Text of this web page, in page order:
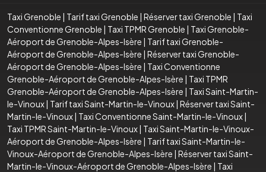
Taxi Grenoble | Tarif taxi Grenoble | Réserver taxi Grenoble | Taxi
Conventionne Grenoble | Taxi TPMR Grenoble | Taxi Grenoble-
Aéroport de Grenoble-Alpes-Isère | Tarif taxi Grenoble-
Aéroport de Grenoble-Alpes-Isère | Réserver taxi Grenoble-
Aéroport de Grenoble-Alpes-Isère | Taxi Conventionne
Grenoble-Aéroport de Grenoble-Alpes-Isère | Taxi TPMR
Grenoble-Aéroport de Grenoble-Alpes-Isère | Taxi Saint-Martin-
le-Vinoux| Tarif taxi Saint-Martin-le-Vinoux| Réserver taxi Saint-
Martin-le-Vinoux| Taxi Conventionne Saint-Martin-le-Vinoux|
Taxi TPMR Saint-Martin-le-Vinoux| Taxi Saint-Martin-le-Vinoux-
Aéroport de Grenoble-Alpes-Isère | Tarif taxi Saint-Martin-le-
Vinoux-Aéroport de Grenoble-Alpes-Isère | Réserver taxi Saint-
Martin-le-Vinoux-Aéroport de Grenoble-Alpes-Isère | Taxi